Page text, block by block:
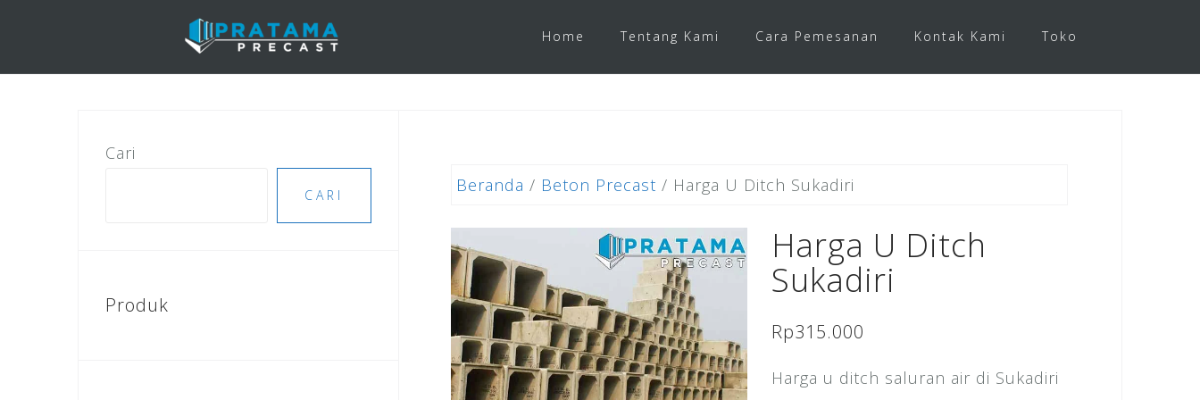
content
Home Tentang Kami Cara Pemesanan Kontak Kami Toko
Beranda / Beton Precast / Harga U Ditch Sukadiri
Harga U Ditch
Sukadiri
Rp315.000
Harga u ditch saluran air di Sukadiri
Cari
CARI
Produk